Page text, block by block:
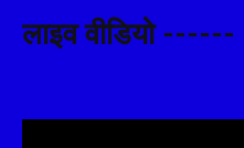
लाइव वीडियो ------